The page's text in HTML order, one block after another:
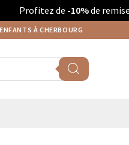
Profitez de -10%de
À CHERBOURG